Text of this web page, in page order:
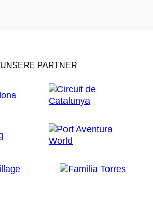
UNSERE PARTNER